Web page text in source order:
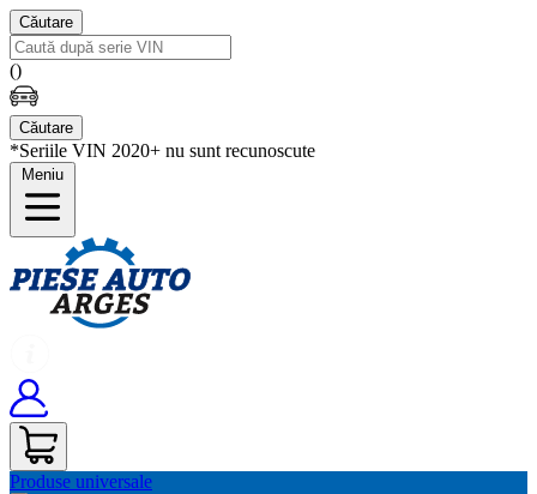
Căutare
()
Căutare
*Seriile VIN 2020+ nu sunt recunoscute
Meniu
Produse universale